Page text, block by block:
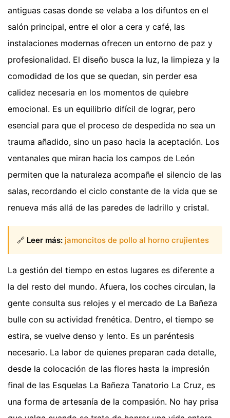
antiguas casas donde se velaba a los difuntos en el
salón principal, entre el olor a cera y café, las
instalaciones modernas ofrecen un entorno de paz y
profesionalidad. El diseño busca la luz, la limpieza y la
comodidad de los que se quedan, sin perder esa
calidez necesaria en los momentos de quiebre
emocional. Es un equilibrio difícil de lograr, pero
esencial para que el proceso de despedida no sea un
trauma añadido, sino un paso hacia la aceptación. Los
ventanales que miran hacia los campos de León
permiten que la naturaleza acompañe el silencio de las
salas, recordando el ciclo constante de la vida que se
renueva más allá de las paredes de ladrillo y cristal.
🔗 Leer más: jamoncitos de pollo al horno crujientes
La gestión del tiempo en estos lugares es diferente a
la del resto del mundo. Afuera, los coches circulan, la
gente consulta sus relojes y el mercado de La Bañeza
bulle con su actividad frenética. Dentro, el tiempo se
estira, se vuelve denso y lento. Es un paréntesis
necesario. La labor de quienes preparan cada detalle,
desde la colocación de las flores hasta la impresión
final de las Esquelas La Bañeza Tanatorio La Cruz, es
una forma de artesanía de la compasión. No hay prisa